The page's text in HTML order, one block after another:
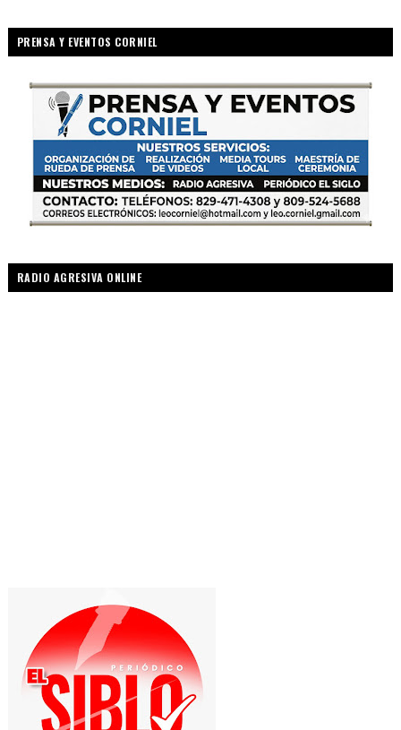
PRENSA Y EVENTOS CORNIEL
RADIO AGRESIVA ONLINE